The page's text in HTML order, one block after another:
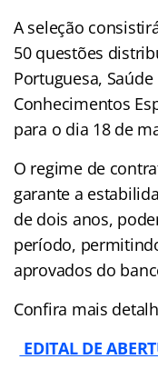
A seleção
50 questões
Portuguesa,
Conhecimentos
para o dia 18 de
O regime de
garante a
de dois anos,
período,
aprovados do
Confira mais
EDITAL DE